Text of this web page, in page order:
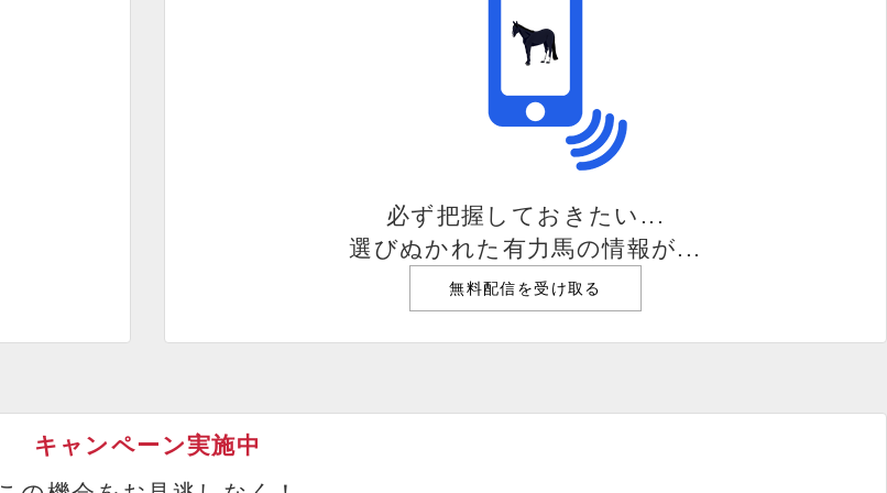
必ず把握しておきたい...
選びぬかれた有力馬の情報が...
無料配信を受け取る
キャンペーン実施中